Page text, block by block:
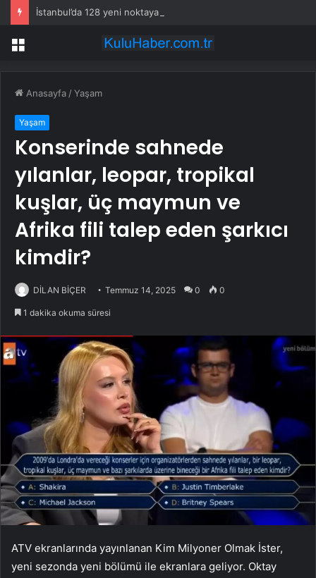
İstanbul’da 128 yeni noktaya daha EDS geliyor
Menü
Anasayfa /Yaşam
Yaşam
Konserinde sahnede
yılanlar, leopar, tropikal
kuşlar, üç maymun ve
Afrika fili talep eden şarkıcı
kimdir?
DİLAN BİÇER Temmuz 14, 2025 0 0
1 dakika okuma süresi
ATV ekranlarında yayınlanan Kim Milyoner Olmak İster,
yeni sezonda yeni bölümü ile ekranlara geliyor. Oktay